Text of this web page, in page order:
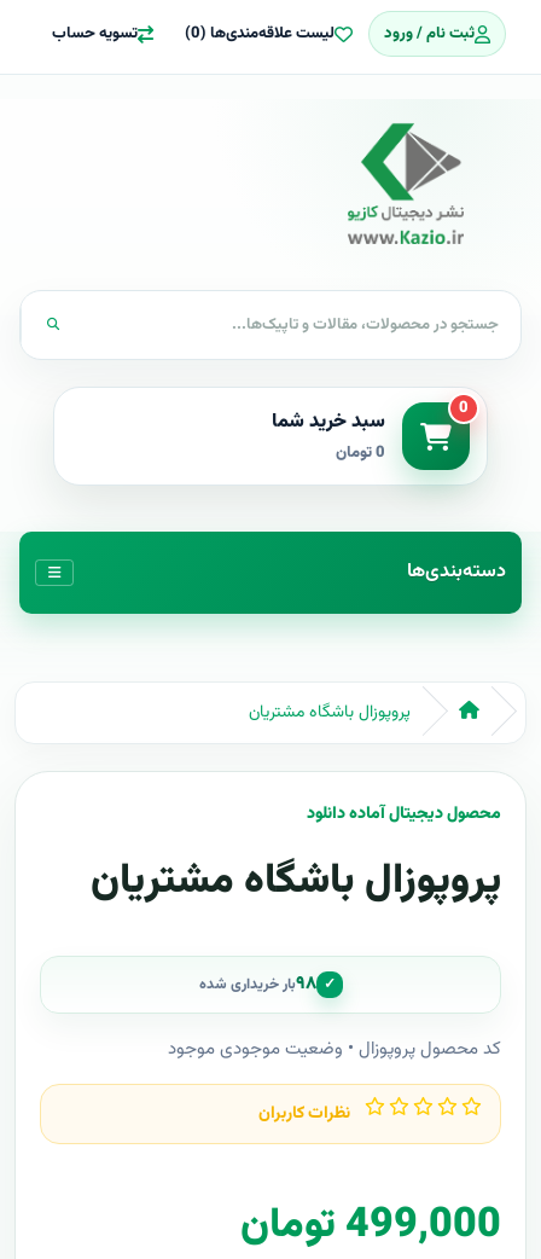
ثبت نام / ورود لیست علاقه‌مندی‌ها (0) تسویه حساب
0 سبد خرید شما
0 تومان
دسته‌بندی‌ها
پروپوزال باشگاه مشتریان
محصول دیجیتال آماده دانلود
پروپوزال باشگاه مشتریان
✓ ۹۸بار خریداری شده
کد محصول پروپوزال • وضعیت موجودی موجود
نظرات کاربران
499,000 تومان